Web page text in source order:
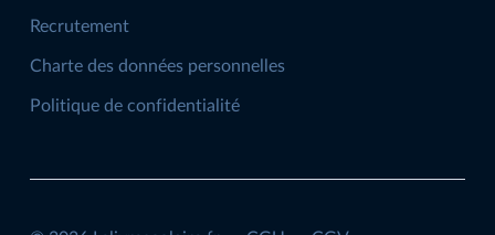
Recrutement
Charte des données personnelles
Politique de confidentialité